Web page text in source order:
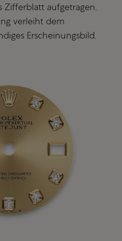
Zifferblatt aufgetragen.
verleiht dem
Erscheinungsbild.